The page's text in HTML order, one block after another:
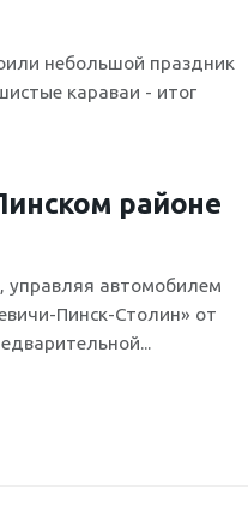
небольшой праздник
караваи - итог
районе
управляя автомобилем
Пинск-Столин» от